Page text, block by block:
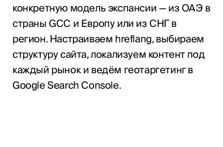
конкретную модель экспансии — из ОАЭ в
страны GCC и Европу или из СНГ в
регион. Настраиваем hreflang, выбираем
структуру сайта, локализуем контент под
каждый рынок и ведём геотаргетинг в
Google Search Console.